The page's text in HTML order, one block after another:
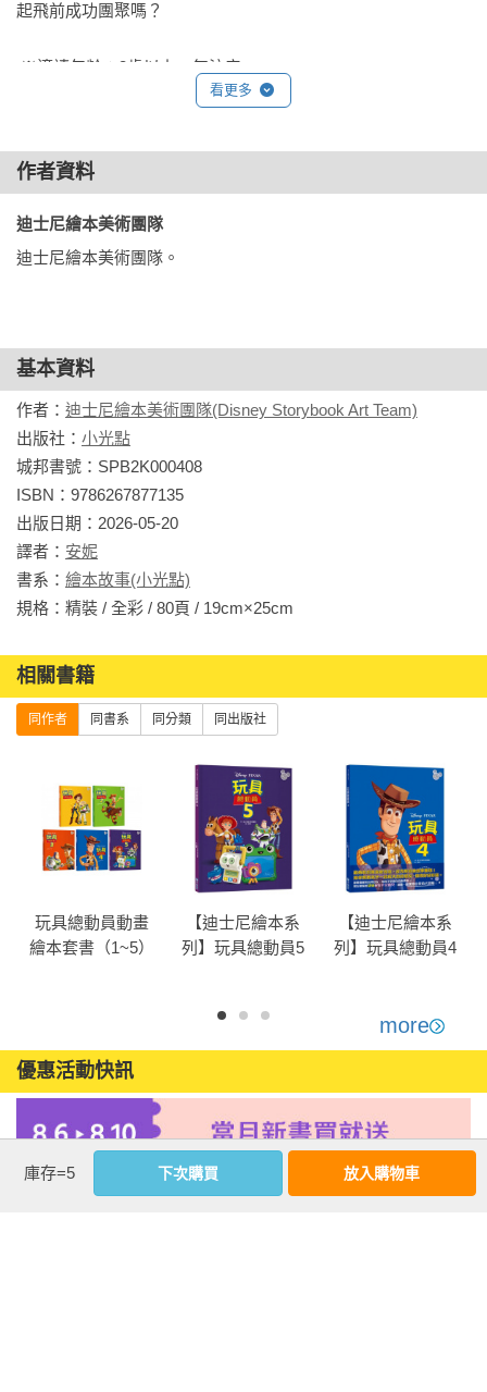
起飛前成功團聚嗎？
最精采的續集篇章。
✪ 生命抉擇：陪孩子思考「被收藏」與「被愛」的意義，學習
✪ 夥伴情誼：見證胡迪與新舊戰友相互扶持，體會「一個都不
能少」的團隊義氣與包容力！
✪ 精選各式各樣的迪士尼、皮克斯經典動畫，繽紛主題應有盡
有！
✪ 將電影原著化為紙上故事，讓讀者重溫經典的感動。
✪ 文字淺顯易懂，適合親子共讀及孩子自行閱讀。
｜全系列包含｜
◇ 【迪士尼繪本系列】玩具總動員
◇ 【迪士尼繪本系列】冰雪奇緣
◇ 【迪士尼繪本系列】冰雪奇緣：北極之光
◇ 【迪士尼繪本系列】冰雪奇緣：最棒的生日
◇ 【迪士尼繪本系列】海洋奇緣
◇ 【迪士尼繪本系列】海洋奇緣2
◇ 【迪士尼繪本系列】腦筋急轉彎
◇ 【迪士尼繪本系列】阿焦，去睡覺！
◇ 【迪士尼繪本系列】元素方城市
◇ 【迪士尼繪本系列】怪獸電力公司
◇ 【迪士尼繪本系列】星願
◇ 【迪士尼繪本系列】獅子王
◇ 【迪士尼繪本系列】小美人魚
◇ 【迪士尼繪本系列】白雪公主
◇ 【迪士尼繪本系列】動物方城市
◇ 【迪士尼繪本系列】動物方城市2
◇ 【迪士尼繪本系列】可可夜總會
◇ 【迪士尼繪本系列】天外奇蹟
看更多
作者資料
迪士尼繪本美術團隊
迪士尼繪本美術團隊。
基本資料
作者： 迪士尼繪本美術團隊(Disney Storybook Art Team)
出版社： 小光點
城邦書號：SPB2K000408
ISBN：9786267877135
出版日期：2026-05-20
譯者： 安妮
書系： 繪本故事(小光點)
規格：精裝 / 全彩 / 80頁 / 19cm×25cm
相關書籍
同作者 同書系 同分類 同出版社
玩具總動員動畫
繪本套書（1~5）
【迪士尼繪本系
列】玩具總動員5
【迪士尼繪本系
列】玩具總動員4
more
優惠活動快訊
庫存=5 下次購買 放入購物車